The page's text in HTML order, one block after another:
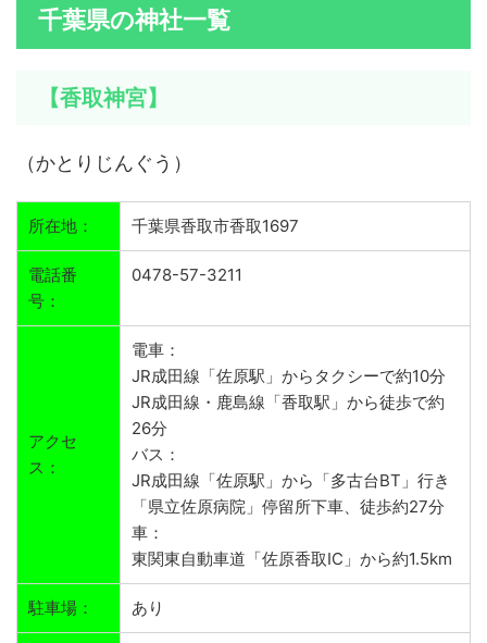
千葉県の神社一覧
【香取神宮】
（かとりじんぐう）
所在地： 千葉県香取市香取1697
電話番
号：
0478-57-3211
アクセ
ス：
電車：
JR成田線「佐原駅」からタクシーで約10分
JR成田線・鹿島線「香取駅」から徒歩で約
26分
バス：
JR成田線「佐原駅」から「多古台BT」行き
「県立佐原病院」停留所下車、徒歩約27分
車：
東関東自動車道「佐原香取IC」から約1.5km
駐車場： あり